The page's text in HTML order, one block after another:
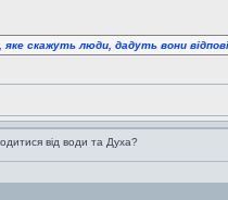
скажуть люди, дадуть вони
від води та Духа?